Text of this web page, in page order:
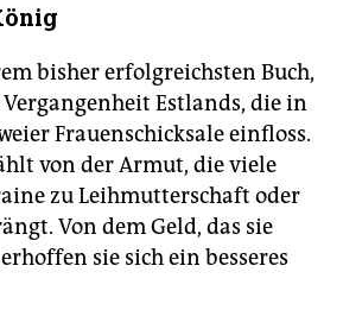
bisher erfolgreichsten Buch,
Estlands, die in
Frauenschicksale einfloss.
von der Armut, die viele
zu Leihmutterschaft oder
Von dem Geld, das sie
sie sich ein besseres